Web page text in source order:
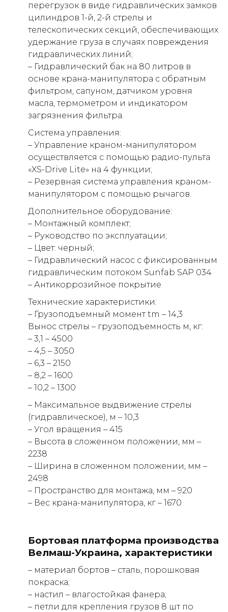
перегрузок в виде гидравлических замков
цилиндров 1-й, 2-й стрелы и
телескопических секций, обеспечивающих
удержание груза в случаях повреждения
гидравлических линий;
– Гидравлический бак на 80 литров в
основе крана-манипулятора с обратным
фильтром, сапуном, датчиком уровня
масла, термометром и индикатором
загрязнения фильтра.
Система управления:
– Управление краном-манипулятором
осуществляется с помощью радио-пульта
«XS-Drive Lite» на 4 функции;
– Резервная система управления краном-
манипулятором с помощью рычагов.
Дополнительное оборудование:
– Монтажный комплект;
– Руководство по эксплуатации;
– Цвет: черный;
– Гидравлический насос с фиксированным
гидравлическим потоком Sunfab SAP 034
– Антикоррозийное покрытие
Технические характеристики:
– Грузоподъемный момент tm – 14,3
Вынос стрелы – грузоподъемность м, кг:
– 3,1 – 4500
– 4,5 – 3050
– 6,3 – 2150
– 8,2 – 1600
– 10,2 – 1300
– Максимальное выдвижение стрелы
(гидравлическое), м – 10,3
– Угол вращения – 415
– Высота в сложенном положении, мм –
2238
– Ширина в сложенном положении, мм –
2498
– Пространство для монтажа, мм – 920
– Вес крана-манипулятора, кг – 1670
Бортовая платформа производства
Велмаш-Украина, характеристики
– материал бортов – сталь, порошковая
покраска;
– настил – влагостойкая фанера;
– петли для крепления грузов 8 шт по